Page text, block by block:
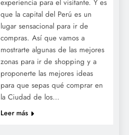
experiencia para el visitante. Y es
que la capital del Perú es un
lugar sensacional para ir de
compras. Así que vamos a
mostrarte algunas de las mejores
zonas para ir de shopping y a
proponerte las mejores ideas
para que sepas qué comprar en
la Ciudad de los…
Leer más